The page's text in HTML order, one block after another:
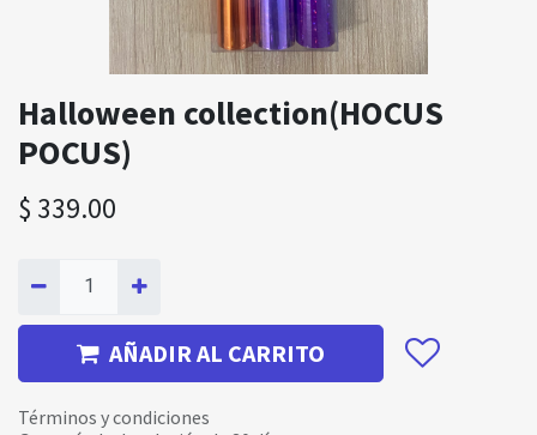
Halloween collection(HOCUS
POCUS)
$ 339.00
AÑADIR AL CARRITO
Términos y condiciones